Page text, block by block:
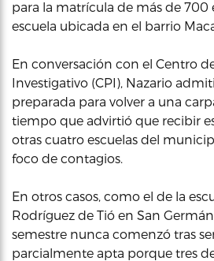
para la matrícula de más de 700
escuela ubicada en el barrio
En conversación con el Centro
Investigativo (CPI), Nazario
preparada para volver a una
tiempo que advirtió que recibir
otras cuatro escuelas del
foco de contagios.
En otros casos, como el de la
Rodríguez de Tió en San
semestre nunca comenzó tras
parcialmente apta porque tres